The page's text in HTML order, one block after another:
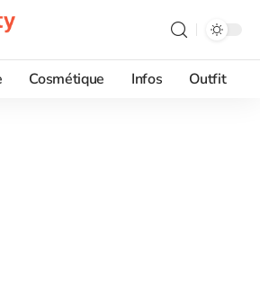
Cosmétique Infos Outfit